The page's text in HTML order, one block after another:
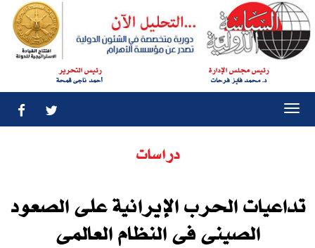
رئيس مجلس الإدارة
د. محمد فايز فرحات
رئيس التحرير
أحمد ناجى قمحة
دراسات
تداعيات الحرب الإيرانية على الصعود
الصينى فى النظام العالمى